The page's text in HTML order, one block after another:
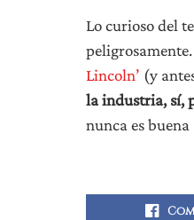
Lo curioso del
Lincoln’ (y
la industria, sí,
nunca es buena